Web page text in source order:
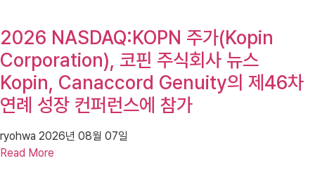
2026 NASDAQ:KOPN 주가(Kopin
Corporation), 코핀 주식회사 뉴스
Kopin, Canaccord Genuity의 제46차
연례 성장 컨퍼런스에 참가
ryohwa 2026년 08월 07일
Read More